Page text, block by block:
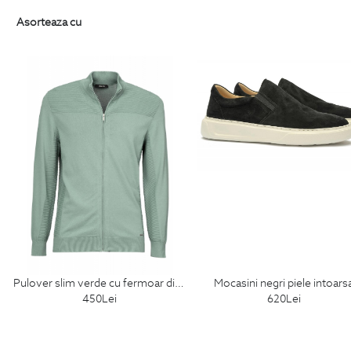
Asorteaza cu
pulover slim verde cu fermoar din poliester si vascoza
450Lei
mocasini negri piele
620Lei